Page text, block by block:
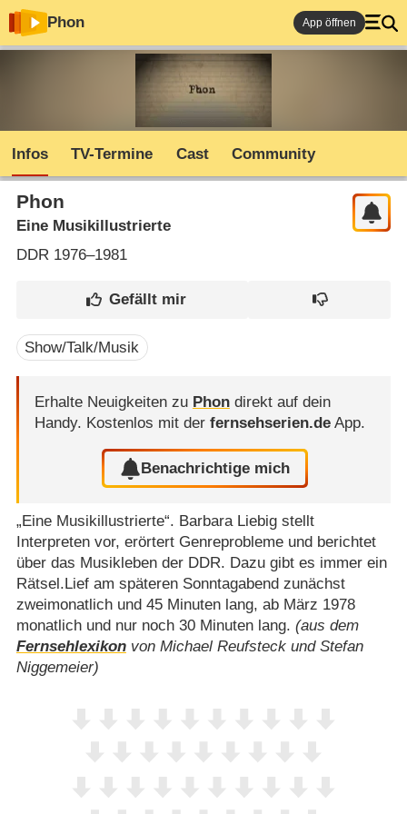
Phon App öffnen
Infos TV-Termine Cast Community
Phon
Eine Musikillustrierte
DDR 1976–1981
Show/Talk/Musik
Erhalte Neuigkeiten zu Phondirekt auf dein
Handy. Kostenlos mit der fernsehserien.deApp.
Benachrichtige mich
„Eine Musikillustrierte“. Barbara Liebig stellt
Interpreten vor, erörtert Genreprobleme und berichtet
über das Musikleben der DDR. Dazu gibt es immer ein
Rätsel.Lief am späteren Sonntagabend zunächst
zweimonatlich und 45 Minuten lang, ab März 1978
monatlich und nur noch 30 Minuten lang. (aus dem
Fernsehlexikonvon Michael Reufsteck und Stefan
Niggemeier)